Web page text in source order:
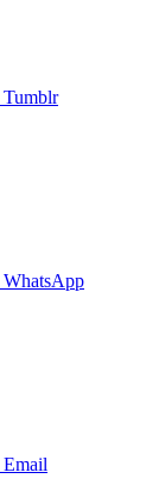
Tumblr
WhatsApp
Email